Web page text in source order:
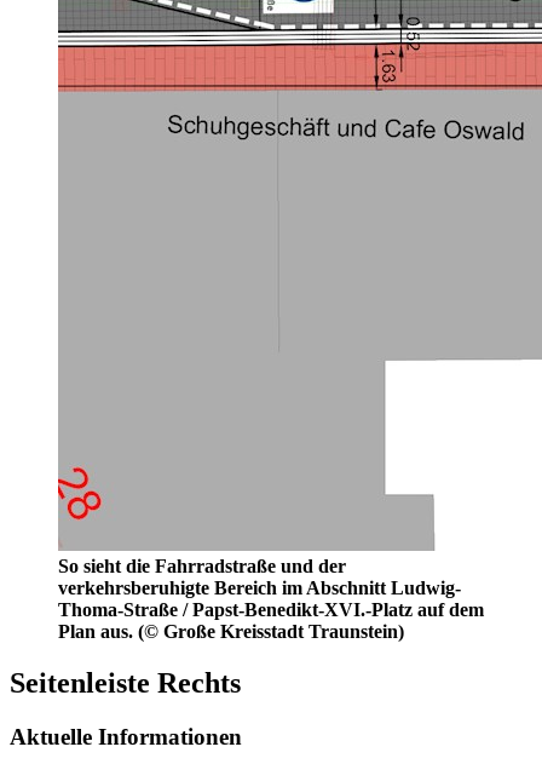
So sieht die Fahrradstraße und der
verkehrsberuhigte Bereich im Abschnitt Ludwig-
Thoma-Straße / Papst-Benedikt-XVI.-Platz auf dem
Plan aus. (© Große Kreisstadt Traunstein)
Seitenleiste Rechts
Aktuelle Informationen